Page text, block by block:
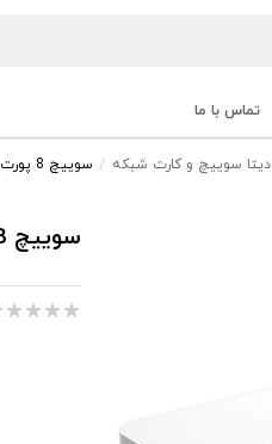
تماس با ما
دیتا سوییچ و کارت شبکه سوییچ 8 پورت دی-لینک مدل DES-1008CE
سوییچ 8 پورت دی-لینک مدل DES-1008CE